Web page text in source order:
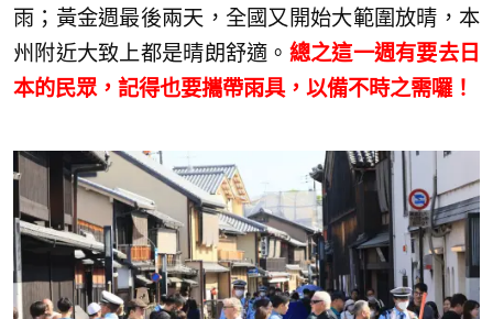
雨；黃金週最後兩天，全國又開始大範圍放晴，本
州附近大致上都是晴朗舒適。 總之這一週有要去日
本的民眾，記得也要攜帶雨具，以備不時之需囉！